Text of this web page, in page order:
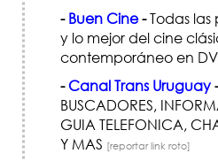
- Buen Cine-Todas las
y lo mejor del cine
contemporáneo en
-Canal Trans Uruguay-
BUSCADORES,
GUIA TELEFONICA,
Y MAS [reportar link roto]